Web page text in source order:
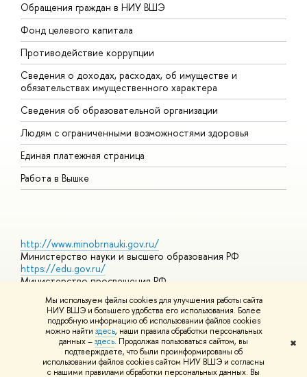
Мы используем файлы cookies для улучшения работы сайта
НИУ ВШЭ и большего удобства его использования. Более
подробную информацию об использовании файлов cookies
можно найти здесь, наши правила обработки персональных
данных –здесь. Продолжая пользоваться сайтом, вы
подтверждаете, что были проинформированы об
использовании файлов cookies сайтом НИУ ВШЭ и согласны
с нашими правилами обработки персональных данных. Вы
✖
Обращения граждан в НИУ ВШЭ
Фонд целевого капитала
Противодействие коррупции
Сведения о доходах, расходах, об имуществе и
обязательствах имущественного характера
Сведения об образовательной организации
Людям с ограниченными возможностями здоровья
Единая платежная страница
Работа в Вышке
http://www.minobrnauki.gov.ru/
Министерство науки и высшего образования РФ
https://edu.gov.ru/
Министерство просвещения РФ
https://elearning.hse.ru/mooc
Массовые открытые онлайн-курсы
© НИУ ВШЭ 1993–2026 Адреса и контактыУсловия
использования материалов Политика конфиденциальности